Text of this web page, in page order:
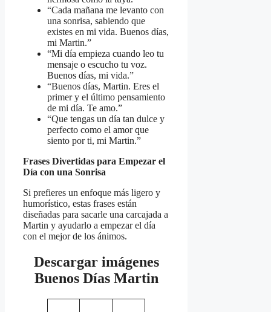
“Cada mañana me levanto con
una sonrisa, sabiendo que
existes en mi vida. Buenos días,
mi Martin.”
“Mi día empieza cuando leo tu
mensaje o escucho tu voz.
Buenos días, mi vida.”
“Buenos días, Martin. Eres el
primer y el último pensamiento
de mi día. Te amo.”
“Que tengas un día tan dulce y
perfecto como el amor que
siento por ti, mi Martin.”
Frases Divertidas para Empezar el
Día con una Sonrisa
Si prefieres un enfoque más ligero y
humorístico, estas frases están
diseñadas para sacarle una carcajada a
Martin y ayudarlo a empezar el día
con el mejor de los ánimos.
Descargar imágenes
Buenos Días Martin